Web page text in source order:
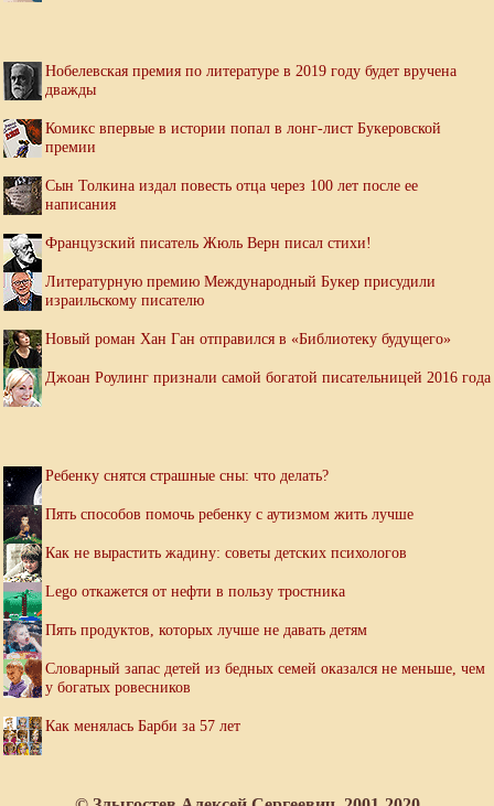
Нобелевская премия по литературе в 2019 году будет вручена
дважды
Комикс впервые в истории попал в лонг-лист Букеровской
премии
Сын Толкина издал повесть отца через 100 лет после ее
написания
Французский писатель Жюль Верн писал стихи!
Литературную премию Международный Букер присудили
израильскому писателю
Новый роман Хан Ган отправился в «Библиотеку будущего»
Джоан Роулинг признали самой богатой писательницей 2016 года
Ребенку снятся страшные сны: что делать?
Пять способов помочь ребенку с аутизмом жить лучше
Как не вырастить жадину: советы детских психологов
Lego откажется от нефти в пользу тростника
Пять продуктов, которых лучше не давать детям
Словарный запас детей из бедных семей оказался не меньше, чем
у богатых ровесников
Как менялась Барби за 57 лет